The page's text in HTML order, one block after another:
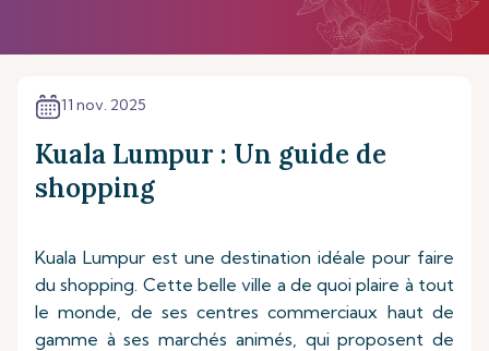
11 nov. 2025
Kuala Lumpur : Un guide de
shopping
Kuala Lumpur est une destination idéale pour faire
du shopping. Cette belle ville a de quoi plaire à tout
le monde, de ses centres commerciaux haut de
gamme à ses marchés animés, qui proposent de